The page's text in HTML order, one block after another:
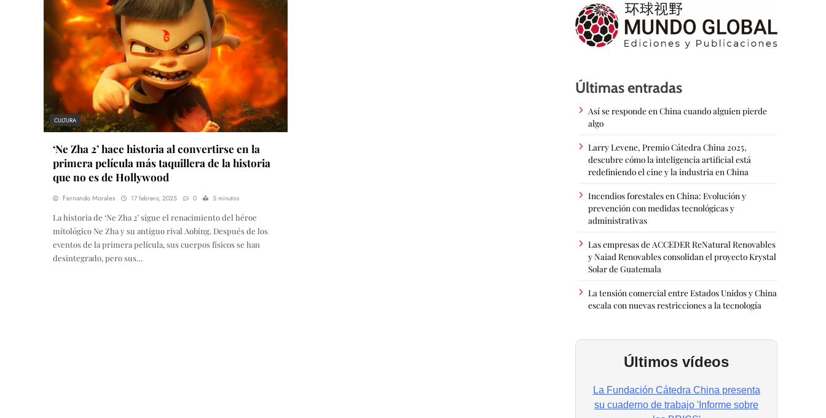
CULTURA
‘Ne Zha 2’ hace historia al convertirse en la
primera película más taquillera de la historia
que no es de Hollywood
Fernando Morales 17 febrero, 2025 0 5 minutos
La historia de ‘Ne Zha 2’ sigue el renacimiento del héroe
mitológico Ne Zha y su antiguo rival Aobing. Después de los
eventos de la primera película, sus cuerpos físicos se han
desintegrado, pero sus…
Últimas entradas
Así se responde en China cuando alguien pierde
algo
Larry Levene, Premio Cátedra China 2025,
descubre cómo la inteligencia artificial está
redefiniendo el cine y la industria en China
Incendios forestales en China: Evolución y
prevención con medidas tecnológicas y
administrativas
Las empresas de ACCEDER ReNatural Renovables
y Naiad Renovables consolidan el proyecto Krystal
Solar de Guatemala
La tensión comercial entre Estados Unidos y China
escala con nuevas restricciones a la tecnología
Últimos vídeos
La Fundación Cátedra China presenta
su cuaderno de trabajo 'Informe sobre